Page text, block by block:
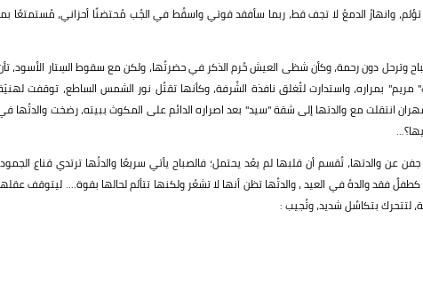
تؤلم، وانهارُ الدمعُ لا تجف قط، ربما سأفقد قوتي واسقُط في الجُب مُحتضنًا أحزاني، مُستمتعًا
وترحل دون رحمة، وكأن شظى العيش حُرم الذكر في حضرتُها، ولكن مع سقوط السِتار الأسود،
بمراره، واستدارت لتُغلق نافذة الشُرفة، وكأنها تقتُل نور الشمس الساطع، توقفت
انتقلت مع والدتها إلى شقة "سيد" بعد اصراره الدائم على المكوث ببيته، رضخت والدتُها
عن والدتها، تُقسم أن قلبها لم يعُد يحتمل؛ فالصباح يأتي سريعًا والدتُها ترتدي قناع
فقد والدهُ في العيد ، والدتُها تظن أنها لا تشعُر ولكنها تتألم لحالها بقوة.... ليتوقف
لتتحرك بتكاسُل شديد، وتُجيب :